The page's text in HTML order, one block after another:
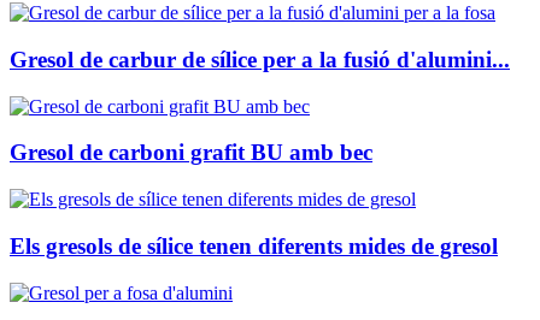
Gresol de carbur de sílice per a la fusió d'alumini...
Gresol de carboni grafit BU amb bec
Els gresols de sílice tenen diferents mides de gresol